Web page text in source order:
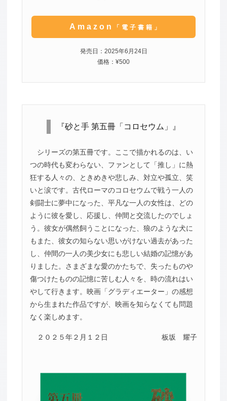
Amazon 「電子書籍」
発売日：2025年6月24日
価格：¥500
『砂と手 第五冊「コロセウム」』
シリーズの第五冊です。ここで描かれるのは、い
つの時代も変わらない、ファンとして「推し」に熱
狂する人々の、ときめきや悲しみ、対立や孤立、笑
いと涙です。古代ローマのコロセウムで戦う一人の
剣闘士に夢中になった、平凡な一人の女性は、どの
ように彼を愛し、応援し、仲間と交流したのでしょ
う。彼女が偶然飼うことになった、狼のような犬に
もまた、彼女の知らない思いがけない過去があった
し、仲間の一人の美少女にも悲しい結婚の記憶があ
りました。さまざまな愛のかたちで、失ったものや
傷つけたものの記憶に苦しむ人々を、時の流れはい
やして行きます。映画「グラディエーター」の感想
から生まれた作品ですが、映画を知らなくても問題
なく楽しめます。
２０２５年２月１２日 板坂 耀子